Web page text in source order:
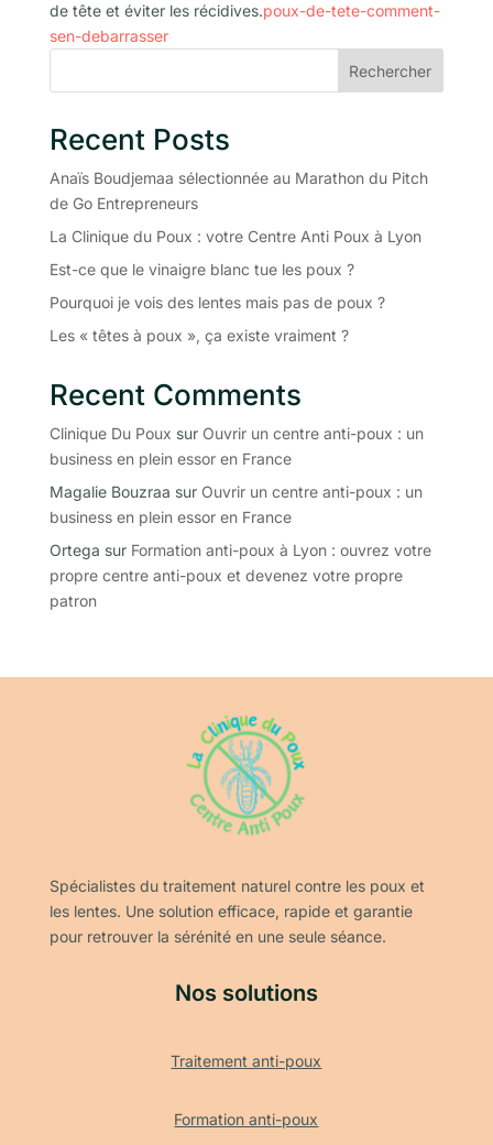
de tête et éviter les récidives.poux-de-tete-comment-
sen-debarrasser
Rechercher
Recent Posts
Anaïs Boudjemaa sélectionnée au Marathon du Pitch
de Go Entrepreneurs
La Clinique du Poux : votre Centre Anti Poux à Lyon
Est-ce que le vinaigre blanc tue les poux ?
Pourquoi je vois des lentes mais pas de poux ?
Les « têtes à poux », ça existe vraiment ?
Recent Comments
Clinique Du Poux sur Ouvrir un centre anti-poux : un
business en plein essor en France
Magalie Bouzraa sur Ouvrir un centre anti-poux : un
business en plein essor en France
Ortega sur Formation anti-poux à Lyon : ouvrez votre
propre centre anti-poux et devenez votre propre
patron
Spécialistes du traitement naturel contre les poux et
les lentes. Une solution efficace, rapide et garantie
pour retrouver la sérénité en une seule séance.
Nos solutions
Traitement anti-poux
Formation anti-poux